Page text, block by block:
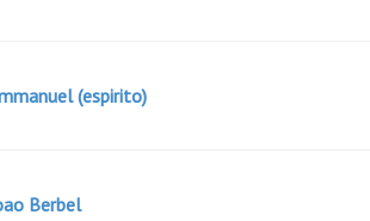
(espirito)
Berbel